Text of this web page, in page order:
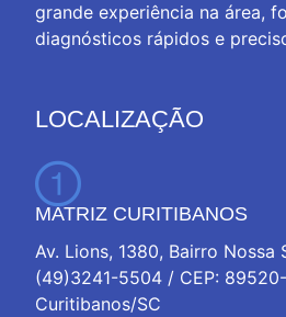
grande experiência na área,
diagnósticos rápidos e
LOCALIZAÇÃO
MATRIZ CURITIBANOS
Av. Lions, 1380, Bairro Nossa
(49)3241-5504 / CEP:
Curitibanos/SC